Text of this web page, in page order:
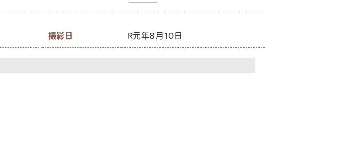
撮影日 R元年8月10日